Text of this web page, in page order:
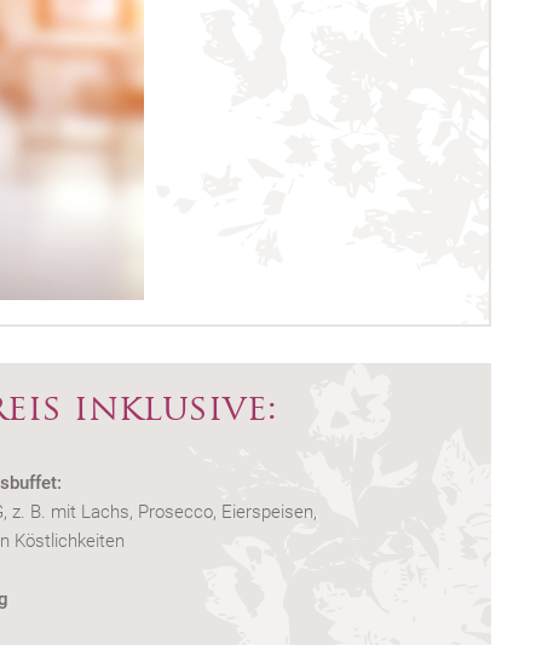
inklusive:
z. B. mit Lachs, Prosecco, Eierspeisen,
Köstlichkeiten